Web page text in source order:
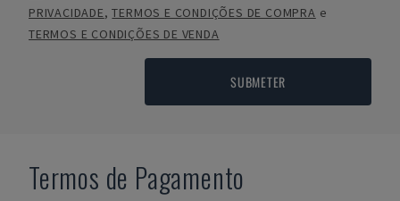
PRIVACIDADE,TERMOS E CONDIÇÕES DE COMPRA e
TERMOS E CONDIÇÕES DE VENDA
SUBMETER
Termos de Pagamento